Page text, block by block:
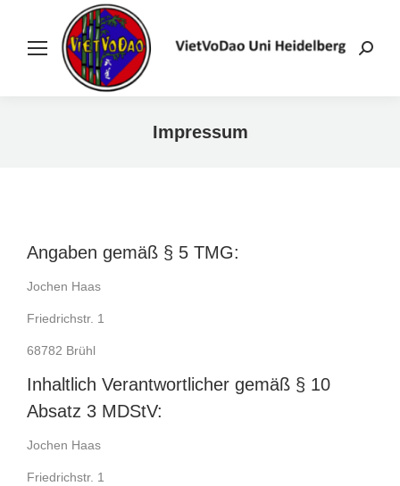
Impressum
Angaben gemäß § 5 TMG:
Jochen Haas
Friedrichstr. 1
68782 Brühl
Inhaltlich Verantwortlicher gemäß § 10
Absatz 3 MDStV:
Jochen Haas
Friedrichstr. 1